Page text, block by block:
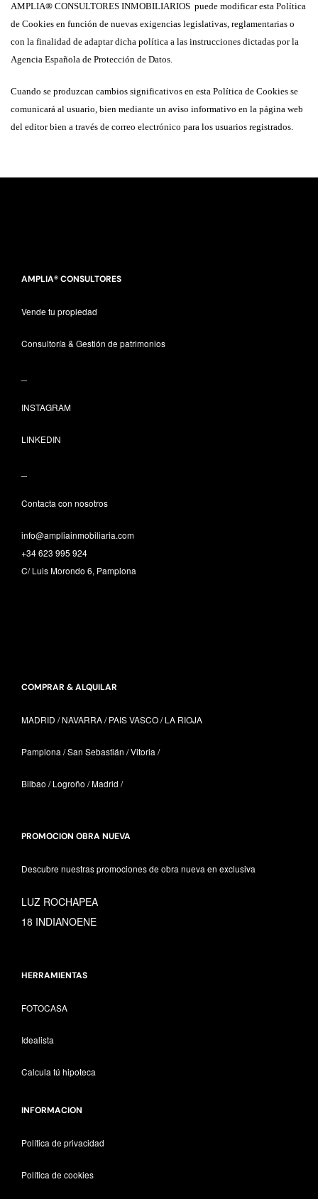
AMPLIA® CONSULTORES INMOBILIARIOS puede modificar esta Política
de Cookies en función de nuevas exigencias legislativas, reglamentarias o
con la finalidad de adaptar dicha política a las instrucciones dictadas por la
Agencia Española de Protección de Datos.
Cuando se produzcan cambios significativos en esta Política de Cookies se
comunicará al usuario, bien mediante un aviso informativo en la página web
del editor bien a través de correo electrónico para los usuarios registrados.
AMPLIA® CONSULTORES
Vende tu propiedad
Consultoría & Gestión de patrimonios
INSTAGRAM
LINKEDIN
Contacta con nosotros
info@ampliainmobiliaria.com
+34 623 995 924
C/ Luis Morondo 6, Pamplona
COMPRAR & ALQUILAR
MADRID / NAVARRA /PAIS VASCO /LA RIOJA
Pamplona / San Sebastián / Vitoria /
Bilbao / Logroño / Madrid /
PROMOCION OBRA NUEVA
Descubre nuestras promociones de obra nueva en exclusiva
LUZ ROCHAPEA
18 INDIANOENE
HERRAMIENTAS
FOTOCASA
Idealista
Calcula tú hipoteca
INFORMACION
Política de privacidad
Política de cookies